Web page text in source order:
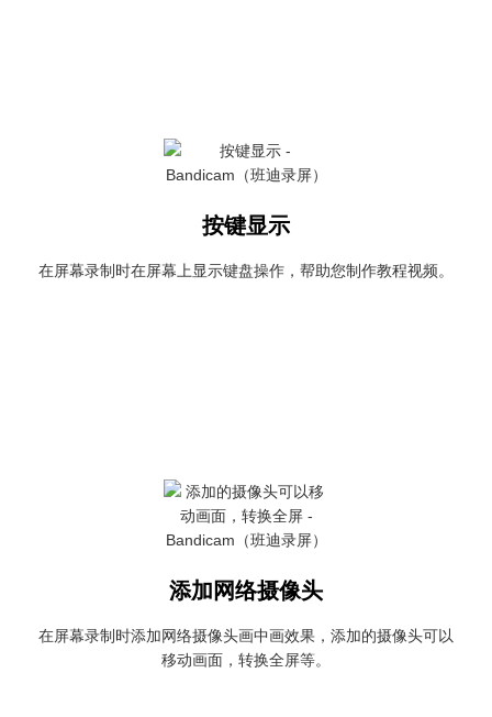
按键显示
在屏幕录制时在屏幕上显示键盘操作，帮助您制作教程视频。
添加网络摄像头
在屏幕录制时添加网络摄像头画中画效果，添加的摄像头可以
移动画面，转换全屏等。